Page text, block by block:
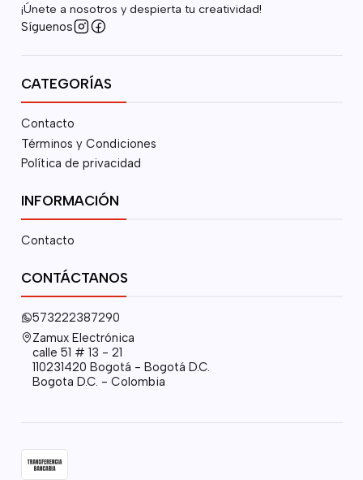
¡Únete a nosotros y despierta tu creatividad!
Síguenos
CATEGORÍAS
Contacto
Términos y Condiciones
Política de privacidad
INFORMACIÓN
Contacto
CONTÁCTANOS
573222387290
Zamux Electrónica
calle 51 # 13 - 21
110231420 Bogotá - Bogotá D.C.
Bogota D.C. - Colombia